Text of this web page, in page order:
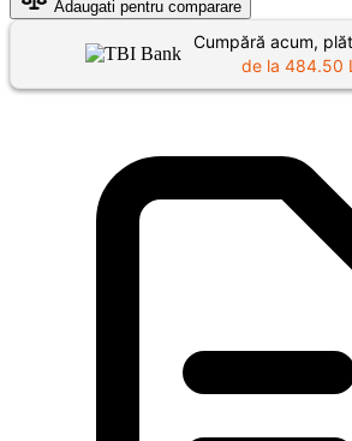
Adaugati pentru comparare
Cumpără acum,
de la 484.50